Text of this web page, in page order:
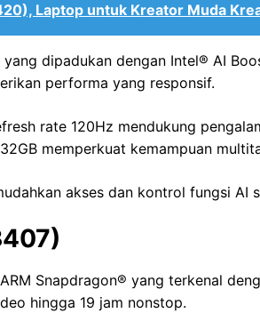
Laptop untuk Kreator Muda
dipadukan dengan Intel®️ AI
performa yang responsif.
rate 120Hz mendukung
memperkuat kemampuan
akses dan kontrol fungsi AI
Snapdragon®️ yang terkenal
hingga 19 jam nonstop.